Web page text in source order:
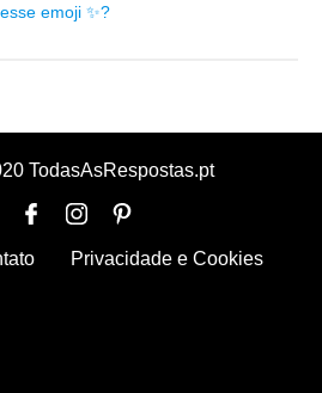
emoji ✨?
TodasAsRespostas.pt
Privacidade e Cookies